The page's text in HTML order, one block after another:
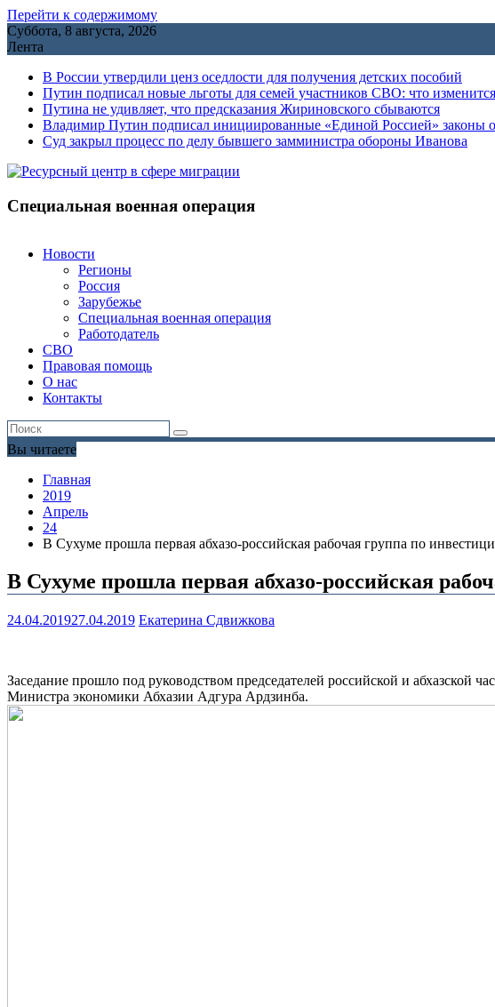
Перейти к содержимому
Суббота, 8 августа, 2026
Лента
В России утвердили ценз оседлости для получения детских пособий
Путин подписал новые льготы для семей участников СВО: что изменится
Путина не удивляет, что предсказания Жириновского сбываются
Владимир Путин подписал инициированные «Единой Россией» законы о
Cуд закрыл процесс по делу бывшего замминистра обороны Иванова
Специальная военная операция
Новости
Регионы
Россия
Зарубежье
Специальная военная операция
Работодатель
СВО
Правовая помощь
О нас
Контакты
Вы читаете
Главная
2019
Апрель
24
В Сухуме прошла первая абхазо-российская рабочая группа по
В Сухуме прошла первая абхазо-российская
24.04.201927.04.2019 Екатерина Сдвижкова
Заседание прошло под руководством председателей российской и
Министра экономики Абхазии Адгура Ардзинба.